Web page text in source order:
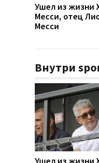
Ушел из жизни
Месси, отец
Месси
Внутри
Ушел из жизни